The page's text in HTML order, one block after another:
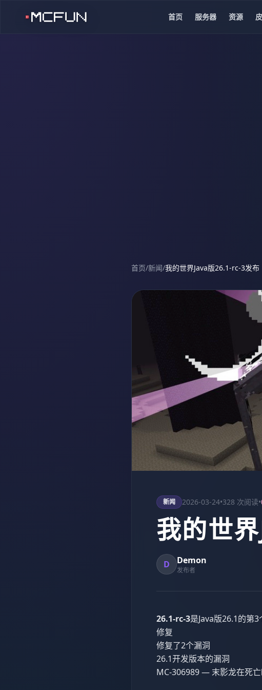
首页 服务器 资源
首页/新闻/我的世界Java版26.1-rc-3发布
新闻 2026-03-24•328 次阅读•
我的世
D Demon
发布者
26.1-rc-3是Java版26.1的第
修复
修复了2个漏洞
26.1开发版本的漏洞
MC-306989 — 末影龙在死亡